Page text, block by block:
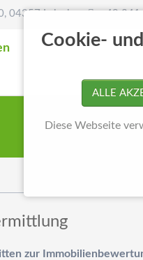
04357 Leipzig +49 341
zur
Cookie-
ALLE
Diese Webseite